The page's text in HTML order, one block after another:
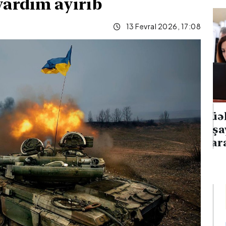
ayırıb
13 Fevral 2026, 17:08
emalı
hücumu
Müəllimlərin faktiki
yaşayış rayonuna uyğun
olaraq vakansiya seçimi
başlayıb